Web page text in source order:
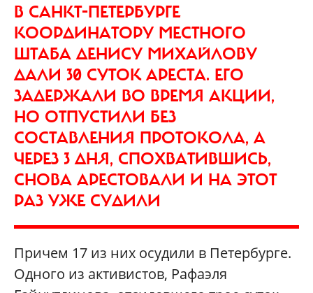
В САНКТ-ПЕТЕРБУРГЕ
КООРДИНАТОРУ МЕСТНОГО
ШТАБА ДЕНИСУ МИХАЙЛОВУ
ДАЛИ 30 СУТОК АРЕСТА. ЕГО
ЗАДЕРЖАЛИ ВО ВРЕМЯ АКЦИИ,
НО ОТПУСТИЛИ БЕЗ
СОСТАВЛЕНИЯ ПРОТОКОЛА, А
ЧЕРЕЗ 3 ДНЯ, СПОХВАТИВШИСЬ,
СНОВА АРЕСТОВАЛИ И НА ЭТОТ
РАЗ УЖЕ СУДИЛИ
Причем 17 из них осудили в Петербурге.
Одного из активистов, Рафаэля